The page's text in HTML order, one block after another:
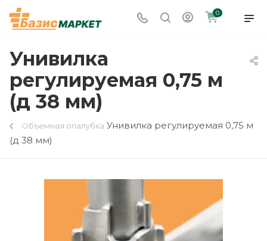
0
Унивилка
регулируемая 0,75 м
(д 38 мм)
Объемная опалубка Унивилка регулируемая 0,75 м
(д 38 мм)